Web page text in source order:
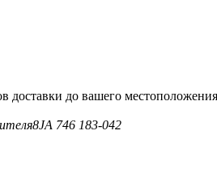
до вашего
8JA 746 183-042